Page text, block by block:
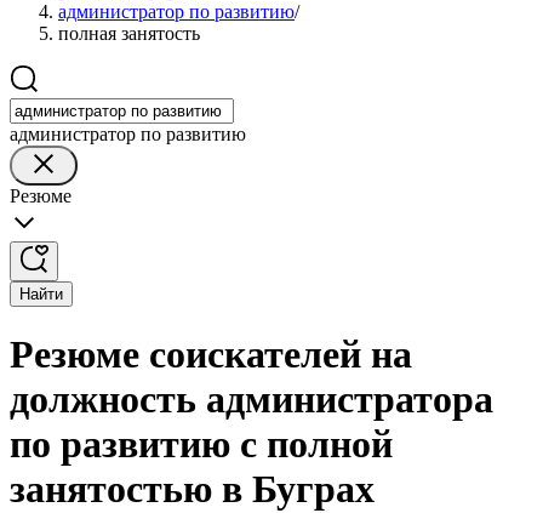
администратор по развитию/
полная занятость
администратор по развитию
Резюме
Найти
Резюме соискателей на
должность администратора
по развитию с полной
занятостью в Буграх